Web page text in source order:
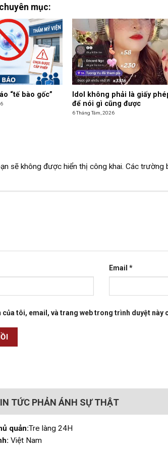
mục:
“tế bào gốc”
Idol không phải là giấy
để nói gì cũng được
6 Tháng Tám, 2026
sẽ không được hiển thị công khai. Các trường
Email *
của tôi, email, và trang web trong trình duyệt này
TỨC PHẢN ÁNH SỰ THẬT
quản:Tre làng 24H
Việt Nam